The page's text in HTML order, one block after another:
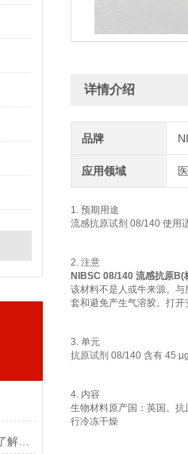
NIBSC05/112肝素的作用机制你了解多少？
详情介绍
品牌
应用领域
1. 预期用途
流感抗原试剂 08/140 使用
2. 注意
NIBSC 08/140 流感抗原B(
该材料不是人或牛来源。
套和避免产生气溶胶。打
3. 单元
抗原试剂 08/140 含有 45
4. 内容
生物材料原产国：英国。
行冷冻干燥